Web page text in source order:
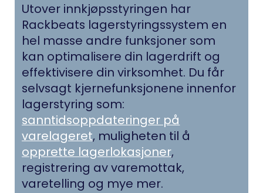
Utover innkjøpsstyringen har
Rackbeats lagerstyringssystem en
hel masse andre funksjoner som
kan optimalisere din lagerdrift og
effektivisere din virksomhet. Du får
selvsagt kjernefunksjonene innenfor
lagerstyring som:
sanntidsoppdateringer på
varelageret, muligheten til å
opprette lagerlokasjoner,
registrering av varemottak,
varetelling og mye mer.